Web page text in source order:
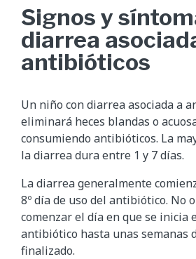
Signos y
diarrea
antibióticos
Un niño con diarrea asociada a
eliminará heces blandas o
consumiendo antibióticos. La
la diarrea dura entre 1 y 7 días.
La diarrea generalmente
8º día de uso del antibiótico. No
comenzar el día en que se inicia
antibiótico hasta unas semanas
finalizado.